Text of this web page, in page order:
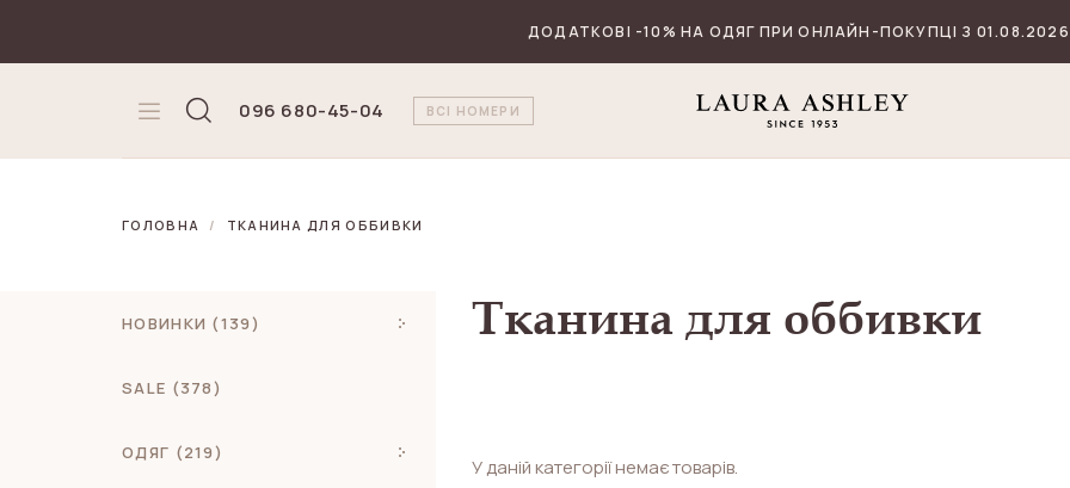
ДОДАТКОВІ -10% НА ОДЯГ ПРИ ОНЛАЙН-ПОКУПЦІ З
096 680-45-04 ВСІ НОМЕРИ
ГОЛОВНА ТКАНИНА ДЛЯ ОББИВКИ
НОВИНКИ (139)
SALE (378)
ОДЯГ (219)
Тканина для оббивки
У даній категорії немає товарів.